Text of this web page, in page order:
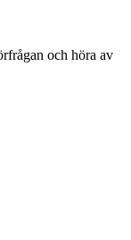
och höra av